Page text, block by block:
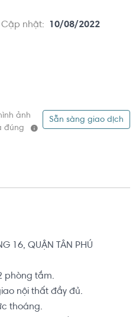
Cập nhật: 10/08/2022
ảnh
đúng
Sẵn sàng giao dịch
16, QUẬN TÂN PHÚ
phòng tắm.
nội thất đầy đủ.
thoáng.